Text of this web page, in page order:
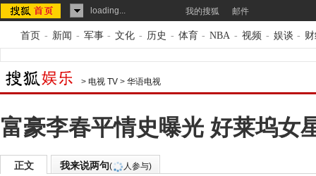
loading... 我的搜狐 邮件
首页 - 新闻 - 军事 - 文化 - 历史 - 体育 - NBA - 视频 - 娱谈 -
> 电视 TV > 华语电视
富豪李春平情史曝光 好莱坞女
正文 我来说两句( 人参与)